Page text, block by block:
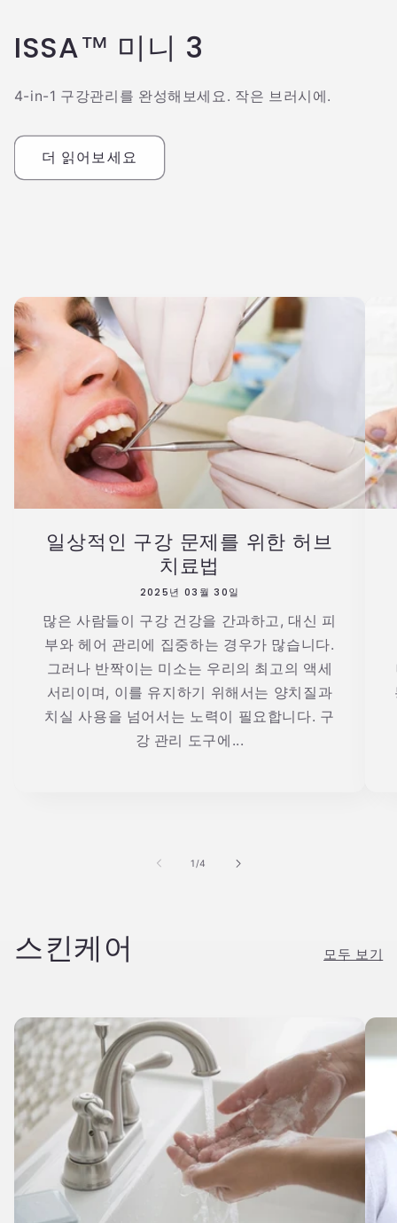
ISSA™ 미니 3
4-in-1 구강관리를 완성해보세요. 작은 브러시에.
더 읽어보세요
일상적인 구강 문제를 위한 허브
치료법
2025년 03월 30일
많은 사람들이 구강 건강을 간과하고, 대신 피
부와 헤어 관리에 집중하는 경우가 많습니다.
그러나 반짝이는 미소는 우리의 최고의 액세
서리이며, 이를 유지하기 위해서는 양치질과
치실 사용을 넘어서는 노력이 필요합니다. 구
강 관리 도구에...
1/의
4
스킨케어 모두 보기